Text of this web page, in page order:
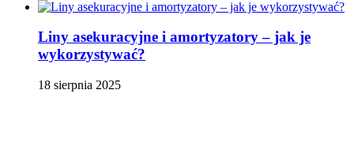
Liny asekuracyjne i amortyzatory – jak je
wykorzystywać?
18 sierpnia 2025